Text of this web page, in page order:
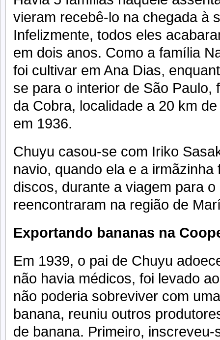
vieram recebê-lo na chegada à
Infelizmente, todos eles
em dois anos. Como a família
foi cultivar em Ana Dias,
se para o interior de São Paulo,
da Cobra, localidade a 20 km
em 1936.
Chuyu casou-se com Iriko
navio, quando ela e a
discos, durante a viagem para
reencontraram na região de
Exportando bananas na
Em 1939, o pai de Chuyu
não havia médicos, foi levado
não poderia sobreviver com
banana, reuniu outros
de banana. Primeiro,